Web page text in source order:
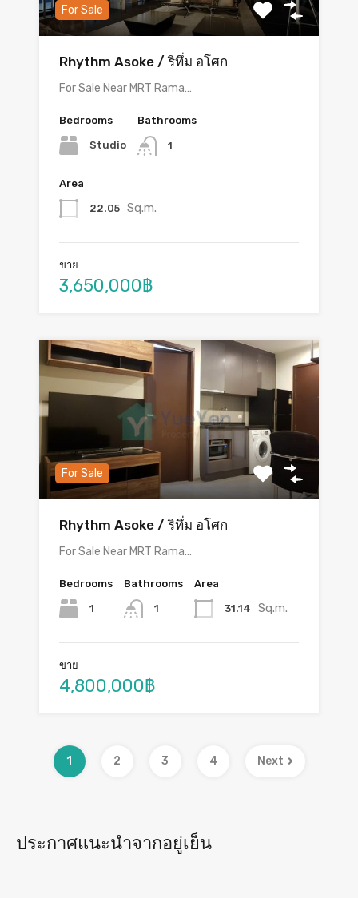
For Sale
Rhythm Asoke / ริทึ่ม อโศก
For Sale Near MRT Rama…
Bedrooms
Studio
Bathrooms
1
Area
22.05 Sq.m.
ขาย
3,650,000฿
For Sale
Rhythm Asoke / ริทึ่ม อโศก
For Sale Near MRT Rama…
Bedrooms
1
Bathrooms
1
Area
31.14 Sq.m.
ขาย
4,800,000฿
1 2 3 4 Next
ประกาศแนะนำจากอยู่เย็น